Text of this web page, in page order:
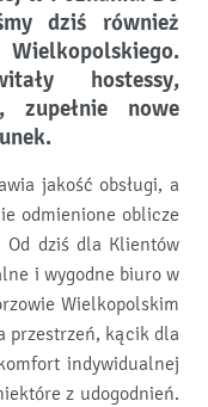
dziś również
hostessy,
zupełnie nowe
jakość obsługi, a
odmienione oblicze
Od dziś dla Klientów
i wygodne biuro w
Wielkopolskim
przestrzeń, kącik dla
indywidualnej
z udogodnień.